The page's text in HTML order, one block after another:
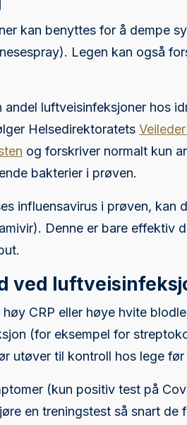
kan benyttes for å dempe
Legen kan også
luftveisinfeksjoner hos
Helsedirektoratets
og forskriver normalt kun
bakterier i prøven.
influensavirus i prøven, kan
Denne er bare effektiv
ved
CRP eller høye hvite
(for eksempel for
utøver til kontroll hos lege
(kun positiv test på
en treningstest så snart de